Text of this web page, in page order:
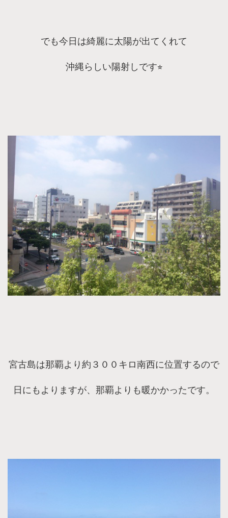
でも今日は綺麗に太陽が出てくれて
沖縄らしい陽射しです⭐︎
宮古島は那覇より約３００キロ南西に位置するので
日にもよりますが、那覇よりも暖かかったです。